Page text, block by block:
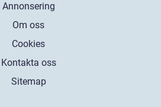
Annonsering
Om oss
Cookies
Kontakta oss
Sitemap